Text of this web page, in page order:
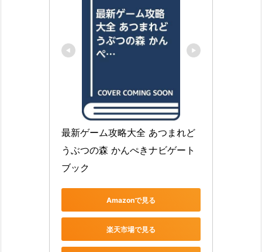
最新ゲーム攻略大全 あつまれど
うぶつの森 かんぺきナビゲート
ブック
Amazonで見る
楽天市場で見る